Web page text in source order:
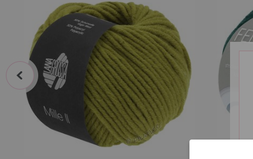
prev